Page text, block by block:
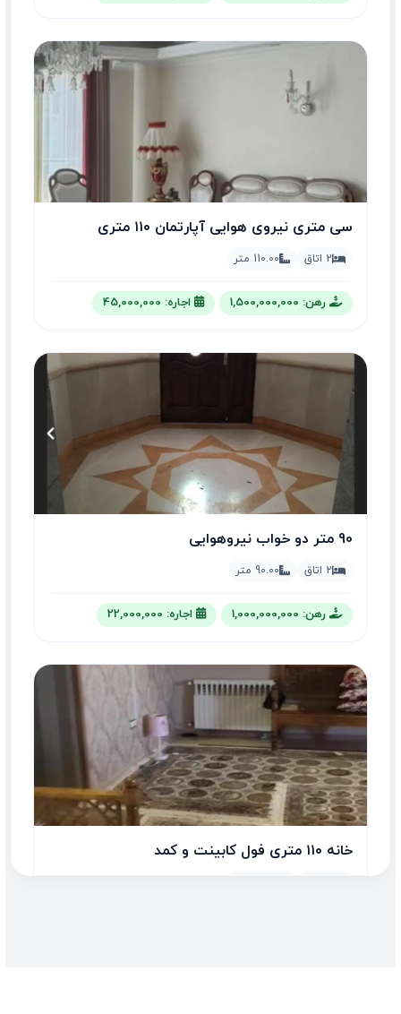
سی متری نیروی هوایی آپارتمان ۱۱۰ متری
2 اتاق 110.00 متر
رهن: 1,500,000,000 اجاره: 45,000,000
90 متر دو خواب نیروهوایی
2 اتاق 90.00 متر
رهن: 1,000,000,000 اجاره: 22,000,000
خانه ۱۱۰ متری فول کابینت و کمد